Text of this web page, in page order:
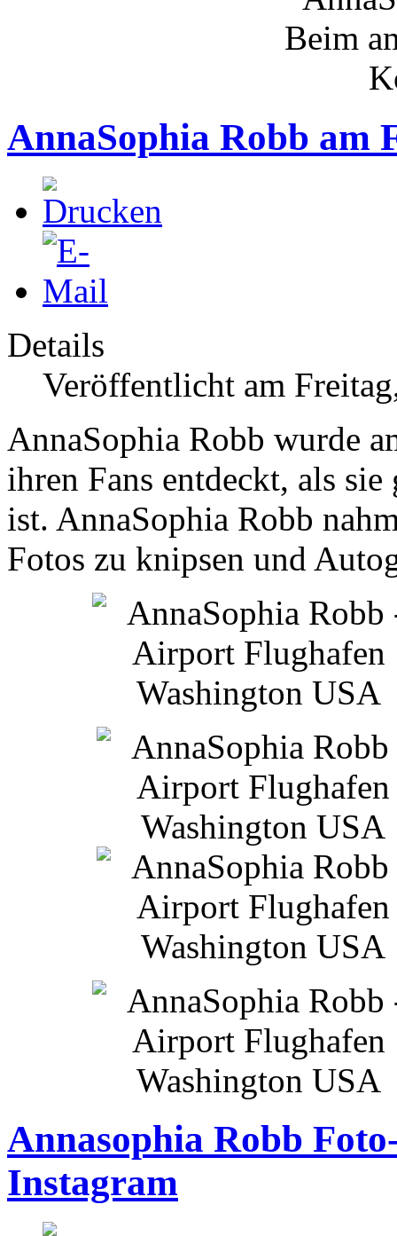
AnnaSophia Robb am
Details
Veröffentlicht am
AnnaSophia Robb wurde
ihren Fans entdeckt, als
ist. AnnaSophia Robb
Fotos zu knipsen und
Annasophia Robb
Instagram